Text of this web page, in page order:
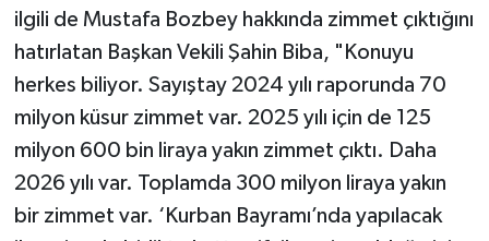
ilgili de Mustafa Bozbey hakkında zimmet çıktığını
hatırlatan Başkan Vekili Şahin Biba, "Konuyu
herkes biliyor. Sayıştay 2024 yılı raporunda 70
milyon küsur zimmet var. 2025 yılı için de 125
milyon 600 bin liraya yakın zimmet çıktı. Daha
2026 yılı var. Toplamda 300 milyon liraya yakın
bir zimmet var. ‘Kurban Bayramı’nda yapılacak